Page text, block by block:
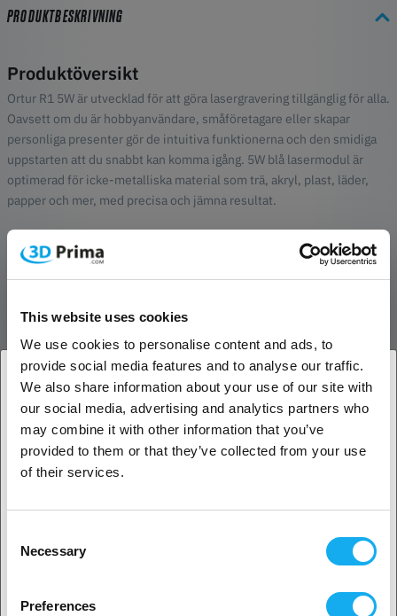
This website uses cookies
We use cookies to personalise content and ads, to
provide social media features and to analyse our traffic.
We also share information about your use of our site with
our social media, advertising and analytics partners who
may combine it with other information that you’ve
provided to them or that they’ve collected from your use
of their services.
Selection
Necessary
Preferences
PRODUKTBESKRIVNING
Produktöversikt
Ortur R1 5W är utvecklad för att göra lasergravering tillgänglig för alla.
Oavsett om du är hobbyanvändare, småföretagare eller skapar
personliga presenter gör de intuitiva funktionerna och den smidiga
uppstarten att du snabbt kan komma igång. 5W blå lasermodul är
optimerad för icke-metalliska material som trä, akryl, plast, läder,
papper och mer, med precisa och jämna resultat.
Design och portabilitet
En av de mest framträdande funktionerna är den verktygsfria
vikdesignen. Fäll enkelt upp maskinen och börja gravera utan
enkelt flyttas, transporteras eller förvaras.
Prestanda och kapacitet
Trots sin kompakta storlek levererar R1 5W imponerande prestanda.
Den stödjer graveringshastigheter upp till 5 000 mm/min och har en
fin laserpunkt på 0,025 × 0,11 mm för detaljrika och exakta
graveringar. Maximal arbetsyta är 100 × 100 mm, vilket ger flexibilitet
för många olika projekt.
Säkerhet och användarskydd
säkerhetsfunktioner såsom automatiskt stopp när kåpan öppnas,
exponeringsnivåer. Maskinen är klassad som Class 1 för säkrare
1. Är du en företagskund eller en privatkund?
Företagskund
Privat kund